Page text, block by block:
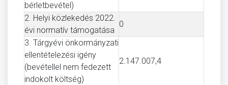
bérletbevétel)
2. Helyi közlekedés 2022.
évi normatív támogatása
0
3. Tárgyévi önkormányzati
ellentételezési igény
(bevétellel nem fedezett
indokolt költség)
2.147.007,4